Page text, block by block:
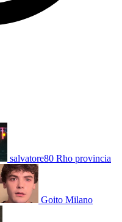
salvatore80 Rho provincia
Goito Milano